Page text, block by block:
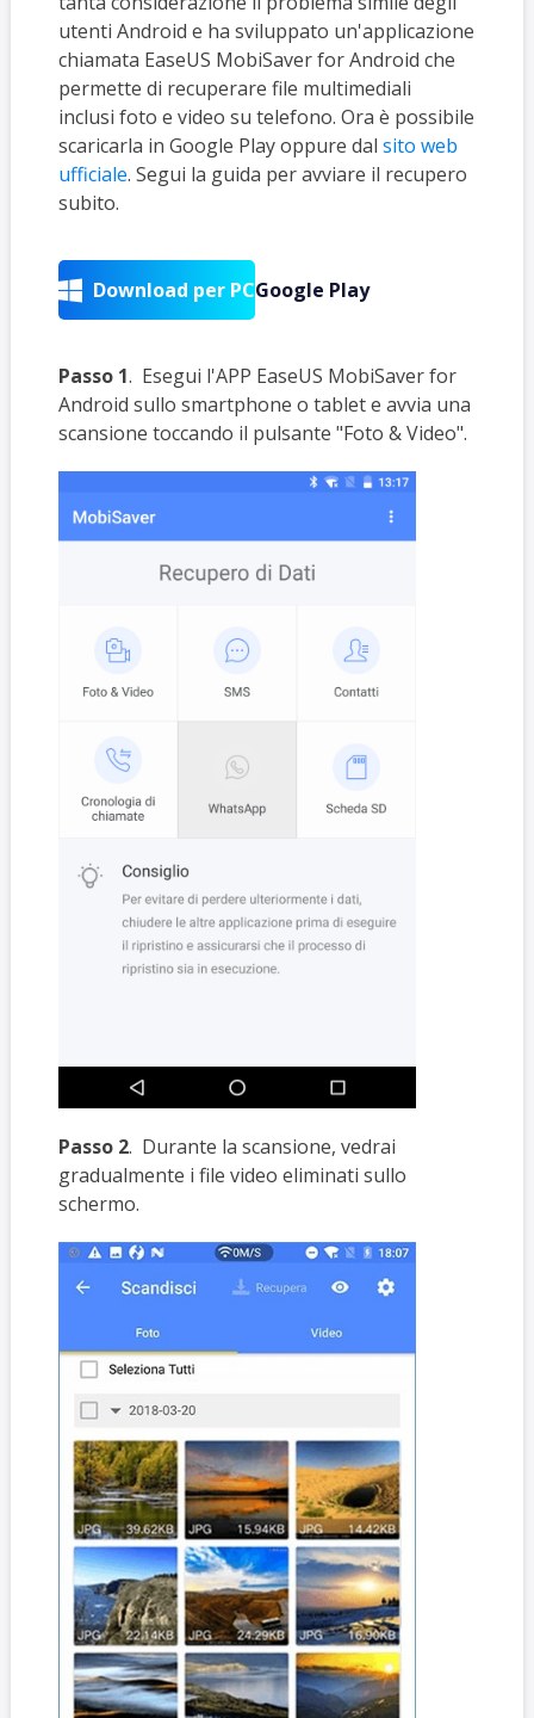
utenti Android e ha sviluppato un'applicazione
chiamata EaseUS MobiSaver for Android che
permette di recuperare file multimediali
inclusi foto e video su telefono. Ora è possibile
scaricarla in Google Play oppure dal sito web
ufficiale. Segui la guida per avviare il recupero
subito.
 Download per PCGoogle Play
Passo 1. Esegui l'APP EaseUS MobiSaver for
Android sullo smartphone o tablet e avvia una
scansione toccando il pulsante "Foto & Video".
Passo 2. Durante la scansione, vedrai
gradualmente i file video eliminati sullo
schermo.